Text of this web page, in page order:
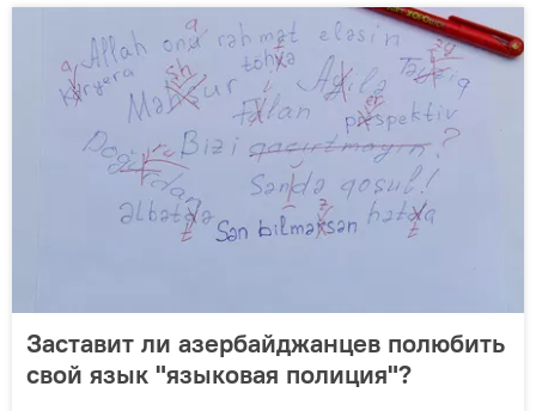
Заставит ли азербайджанцев полюбить
свой язык "языковая полиция"?